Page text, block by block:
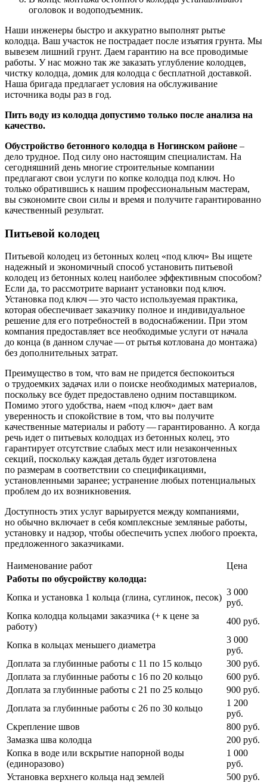
оголовок и водоподъемник.
Наши инженеры быстро и аккуратно выполнят рытье
колодца. Ваш участок не пострадает после изъятия грунта. Мы
вывезем лишний грунт. Даем гарантию на все проводимые
работы. У нас можно так же заказать углубление колодцев,
чистку колодца, домик для колодца с бесплатной доставкой.
Наша бригада предлагает условия на обслуживание
источника воды раз в год.
Пить воду из колодца допустимо только после анализа на
качество.
Обустройство бетонного колодца в Ногинском районе –
дело трудное. Под силу оно настоящим специалистам. На
сегодняшний день многие строительные компании
предлагают свои услуги по копке колодца под ключ. Но
только обратившись к нашим профессиональным мастерам,
вы сэкономите свои силы и время и получите гарантированно
качественный результат.
Питьевой колодец
Питьевой колодец из бетонных колец «под ключ» Вы ищете
надежный и экономичный способ установить питьевой
колодец из бетонных колец наиболее эффективным способом?
Если да, то рассмотрите вариант установки под ключ.
Установка под ключ — это часто используемая практика,
которая обеспечивает заказчику полное и индивидуальное
решение для его потребностей в водоснабжении. При этом
компания предоставляет все необходимые услуги от начала
до конца (в данном случае — от рытья котлована до монтажа)
без дополнительных затрат.
Преимущество в том, что вам не придется беспокоиться
о трудоемких задачах или о поиске необходимых материалов,
поскольку все будет предоставлено одним поставщиком.
Помимо этого удобства, наем «под ключ» дает вам
уверенность и спокойствие в том, что вы получите
качественные материалы и работу — гарантированно. А когда
речь идет о питьевых колодцах из бетонных колец, это
гарантирует отсутствие слабых мест или незаконченных
секций, поскольку каждая деталь будет изготовлена
по размерам в соответствии со спецификациями,
установленными заранее; устранение любых потенциальных
проблем до их возникновения.
Доступность этих услуг варьируется между компаниями,
но обычно включает в себя комплексные земляные работы,
установку и надзор, чтобы обеспечить успех любого проекта,
предложенного заказчиками.
Наименование работ
Цена
Работы по обусройству колодца:
Копка и установка 1 кольца (глина, суглинок, песок)
3 000
руб.
Копка колодца кольцами заказчика (+ к цене за
работу)
400 руб.
Копка в кольцах меньшего диаметра
3 000
руб.
Доплата за глубинные работы с 11 по 15 кольцо
300 руб.
Доплата за глубинные работы с 16 по 20 кольцо
600 руб.
Доплата за глубинные работы с 21 по 25 кольцо
900 руб.
Доплата за глубинные работы с 26 по 30 кольцо
1 200
руб.
Скрепление швов
800 руб.
Замазка шва колодца
200 руб.
Копка в воде или вскрытие напорной воды
(единоразово)
1 000
руб.
Установка верхнего кольца над землей
500 руб.